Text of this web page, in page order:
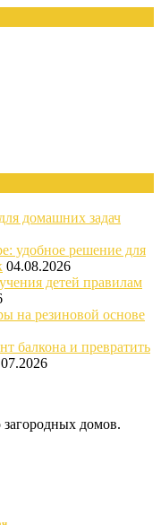
домашних задач
удобное решение для
04.08.2026
детей правилам
на резиновой основе
балкона и превратить
домов.